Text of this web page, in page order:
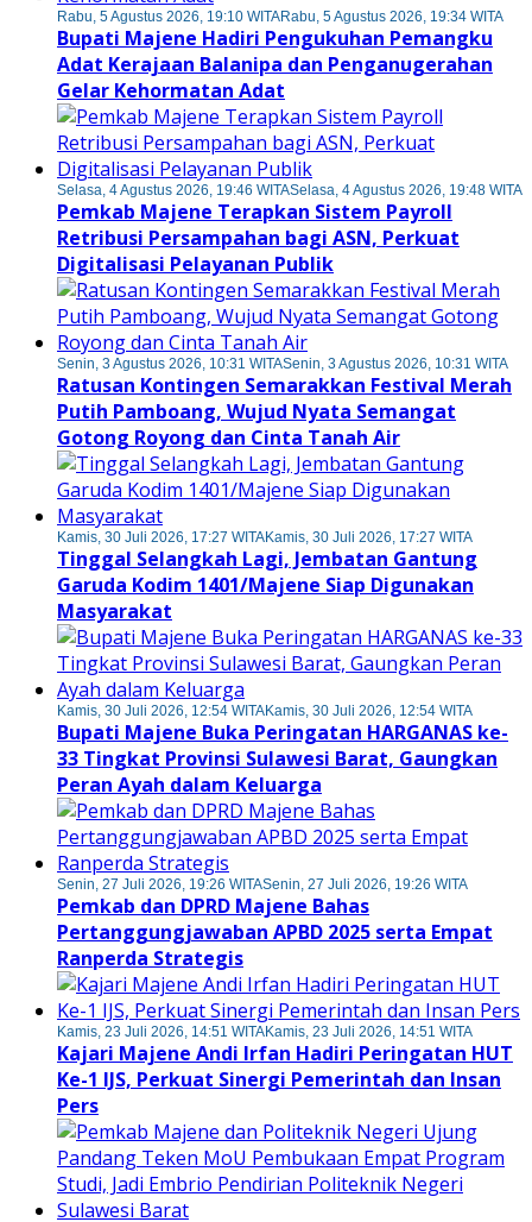
Rabu, 5 Agustus 2026, 19:10 WITARabu, 5 Agustus 2026, 19:34 WITA
Bupati Majene Hadiri Pengukuhan Pemangku
Adat Kerajaan Balanipa dan Penganugerahan
Gelar Kehormatan Adat
Selasa, 4 Agustus 2026, 19:46 WITASelasa, 4 Agustus 2026, 19:48 WITA
Pemkab Majene Terapkan Sistem Payroll
Retribusi Persampahan bagi ASN, Perkuat
Digitalisasi Pelayanan Publik
Senin, 3 Agustus 2026, 10:31 WITASenin, 3 Agustus 2026, 10:31 WITA
Ratusan Kontingen Semarakkan Festival Merah
Putih Pamboang, Wujud Nyata Semangat
Gotong Royong dan Cinta Tanah Air
Kamis, 30 Juli 2026, 17:27 WITAKamis, 30 Juli 2026, 17:27 WITA
Tinggal Selangkah Lagi, Jembatan Gantung
Garuda Kodim 1401/Majene Siap Digunakan
Masyarakat
Kamis, 30 Juli 2026, 12:54 WITAKamis, 30 Juli 2026, 12:54 WITA
Bupati Majene Buka Peringatan HARGANAS ke-
33 Tingkat Provinsi Sulawesi Barat, Gaungkan
Peran Ayah dalam Keluarga
Senin, 27 Juli 2026, 19:26 WITASenin, 27 Juli 2026, 19:26 WITA
Pemkab dan DPRD Majene Bahas
Pertanggungjawaban APBD 2025 serta Empat
Ranperda Strategis
Kamis, 23 Juli 2026, 14:51 WITAKamis, 23 Juli 2026, 14:51 WITA
Kajari Majene Andi Irfan Hadiri Peringatan HUT
Ke-1 IJS, Perkuat Sinergi Pemerintah dan Insan
Pers